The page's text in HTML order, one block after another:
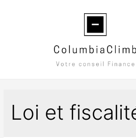
Loi et